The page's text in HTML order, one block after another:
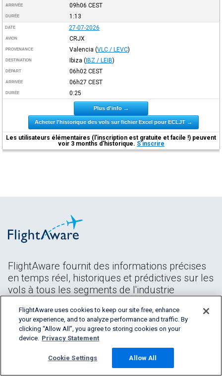
ARRIVÉE 09h06 CEST
DURÉE 1:13
DATE 27-07-2026
AVION CRJX
PROVENANCE Valencia (VLC / LEVC)
DESTINATION Ibiza (IBZ / LEIB)
DÉPART 06h02 CEST
ARRIVÉE 06h27 CEST
DURÉE 0:25
Plus d'info →
Acheter l'historique des vols sur fichier Excel pour ECLJT →
Les utilisateurs élémentaires (l'inscription est gratuite et facile !) peuvent
voir 3 months d'historique. S'inscrire
FlightAware fournit des informations précises
en temps réel, historiques et prédictives sur les
vols à tous les segments de l'industrie
FlightAware uses cookies to keep our site free, enhance
your experience, and to analyze performance and traffic. By
clicking “Allow All”, you agree to storing cookies on your
device. Privacy Statement
Cookie Settings Allow All